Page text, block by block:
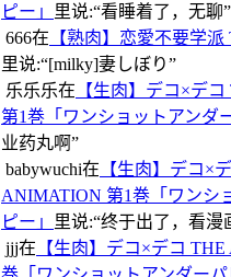
ピー」
里说:“看睡着了，无聊”
666在 【熟肉】恋愛不要学
里说:“[milky]妻しぼり”
乐乐乐在 【生肉】デコ×デ
第1巻「ワンショットアンダ
业药丸啊”
babywuchi在 【生肉】デコ×
ANIMATION 第1巻「ワンシ
ピー」
里说:“终于出了，看漫
jjj在 【生肉】デコ×デコ